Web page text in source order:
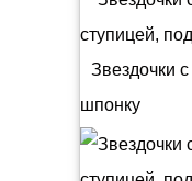
Звездочки
шпонку